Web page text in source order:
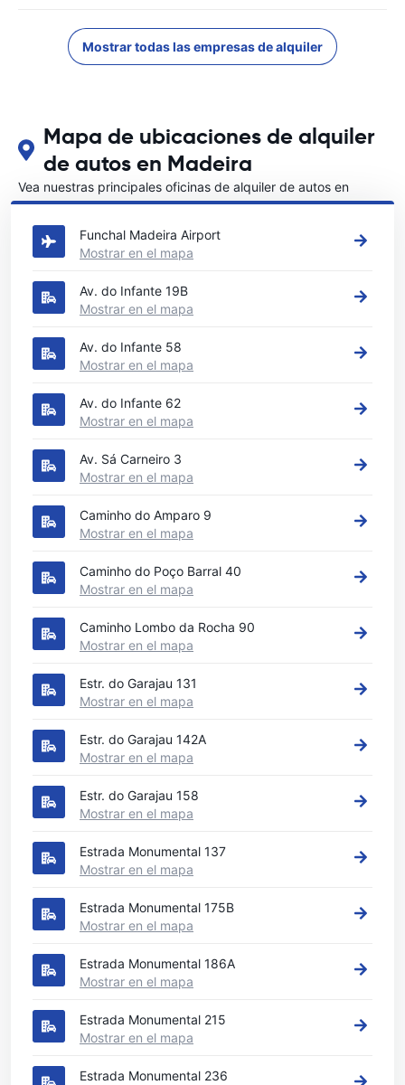
Mostrar todas las empresas de alquiler
Mapa de ubicaciones de alquiler
de autos en Madeira
Vea nuestras principales oficinas de alquiler de autos en
Madeira
Funchal Madeira Airport
Mostrar en el mapa
Av. do Infante 19B
Mostrar en el mapa
Av. do Infante 58
Mostrar en el mapa
Av. do Infante 62
Mostrar en el mapa
Av. Sá Carneiro 3
Mostrar en el mapa
Caminho do Amparo 9
Mostrar en el mapa
Caminho do Poço Barral 40
Mostrar en el mapa
Caminho Lombo da Rocha 90
Mostrar en el mapa
Estr. do Garajau 131
Mostrar en el mapa
Estr. do Garajau 142A
Mostrar en el mapa
Estr. do Garajau 158
Mostrar en el mapa
Estrada Monumental 137
Mostrar en el mapa
Estrada Monumental 175B
Mostrar en el mapa
Estrada Monumental 186A
Mostrar en el mapa
Estrada Monumental 215
Mostrar en el mapa
Estrada Monumental 236